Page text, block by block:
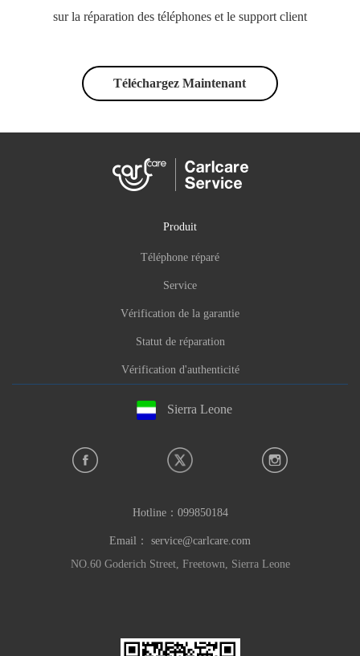
sur la réparation des téléphones et le support client
Téléchargez Maintenant
Produit
Téléphone réparé
Service
Vérification de la garantie
Statut de réparation
Vérification d'authenticité
Sierra Leone
Hotline： 099850184
Email： service@carlcare.com
NO.60 Goderich Street, Freetown, Sierra Leone